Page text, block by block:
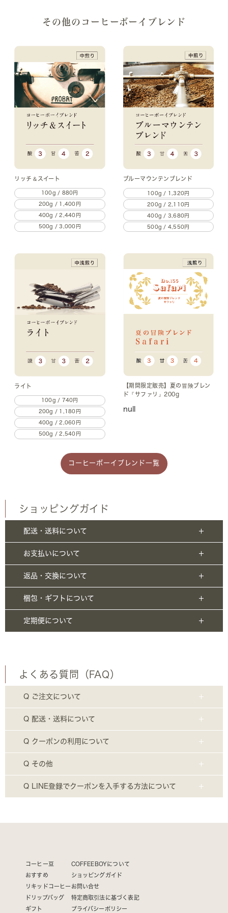
その他のコーヒーボーイブレンド
リッチ＆スイート
100g / 880円
200g / 1,400円
400g / 2,440円
500g / 3,000円
ブルーマウンテンブレンド
100g / 1,320円
200g / 2,110円
400g / 3,680円
500g / 4,550円
ライト
100g / 740円
200g / 1,180円
400g / 2,060円
500g / 2,540円
【期間限定販売】夏の冒険ブレン
ド『サファリ』200g
null
コーヒーボーイブレンド一覧
ショッピングガイド
配送・送料について
お支払いについて
返品・交換について
梱包・ギフトについて
定期便について
よくある質問（FAQ）
Q ご注文について
Q 配送・送料について
Q クーポンの利用について
Q その他
Q LINE登録でクーポンを入手する方法について
コーヒー豆
おすすめ
リキッドコーヒー
ドリップバッグ
ギフト
COFFEEBOYについて
ショッピングガイド
お問い合せ
特定商取引法に基づく表記
プライバシーポリシー